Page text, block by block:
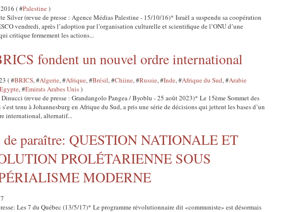
( #Palestine)
Silver (revue de presse : Agence Médias Palestine - 15/10/16)* Israël a suspendu sa coopération
vendredi, après l’adoption par l’organisation culturelle et scientifique de l’ONU d’une
critique fermement les actions...
fondent un nouvel ordre international
( #BRICS, #Algerie, #Afrique, #Brésil, #Chiine, #Russie, #Inde, #Afrique du Sud, #Arabie
Egypte, #Emirats Arabes Unis)
(revue de presse : Grandangolo Pangea / Byoblu - 25 août 2023)* Le 15ème Sommet des
tenu à Johannesburg en Afrique du Sud, a pris une série de décisions qui jettent les bases d’un
international, alternatif...
paraître: QUESTION NATIONALE ET
PROLÉTARIENNE SOUS
MODERNE
Les 7 du Québec (13/5/17)* Le programme révolutionnaire dit «communiste» est désormais